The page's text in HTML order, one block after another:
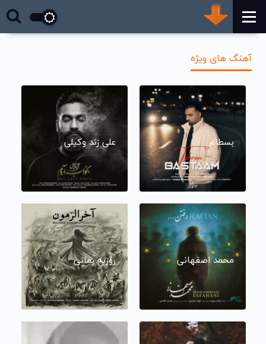
آهنگ های ویژه
بسطام علی زند وکیلی
محمد اصفهانی روزبه بمانی